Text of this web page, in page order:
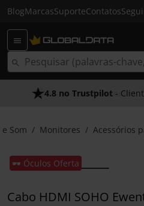
BlogMarcasSuporteContatos
As Nossas Promessas-
4.8 no Trustpilot -
Som Monitores Acessórios
🕶️ Óculos Oferta
Cabo HDMI SOHO